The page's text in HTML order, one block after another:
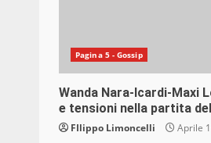
Pagina 5 - Gossip
Wanda Nara-Icardi-Maxi
e tensioni nella partita
FIlippo Limoncelli Aprile